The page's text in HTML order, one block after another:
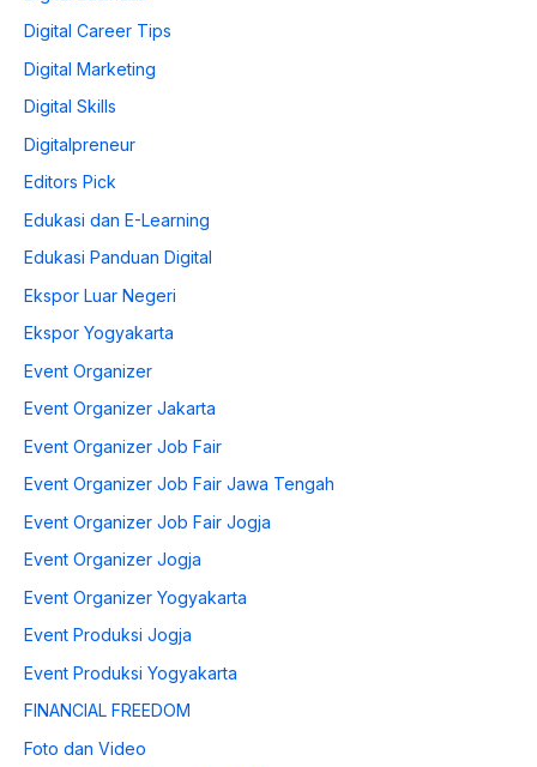
Digital Career Tips
Digital Marketing
Digital Skills
Digitalpreneur
Editors Pick
Edukasi dan E-Learning
Edukasi Panduan Digital
Ekspor Luar Negeri
Ekspor Yogyakarta
Event Organizer
Event Organizer Jakarta
Event Organizer Job Fair
Event Organizer Job Fair Jawa Tengah
Event Organizer Job Fair Jogja
Event Organizer Jogja
Event Organizer Yogyakarta
Event Produksi Jogja
Event Produksi Yogyakarta
FINANCIAL FREEDOM
Foto dan Video